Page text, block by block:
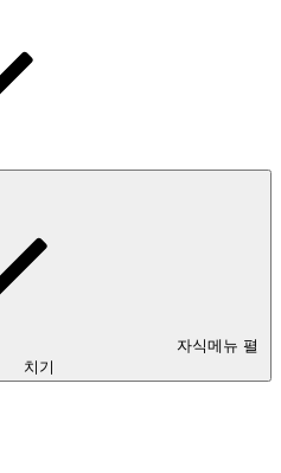
자식메뉴 펼
치기